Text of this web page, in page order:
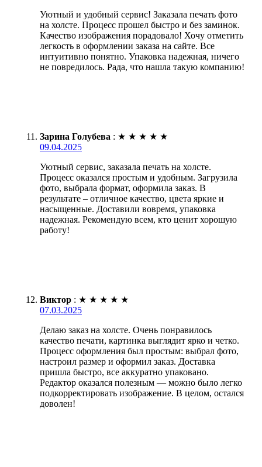
Уютный и удобный сервис! Заказала печать фото
на холсте. Процесс прошел быстро и без заминок.
Качество изображения порадовало! Хочу отметить
легкость в оформлении заказа на сайте. Все
интуитивно понятно. Упаковка надежная, ничего
не повредилось. Рада, что нашла такую компанию!
Зарина Голубева : ★ ★ ★ ★ ★
09.04.2025
Уютный сервис, заказала печать на холсте.
Процесс оказался простым и удобным. Загрузила
фото, выбрала формат, оформила заказ. В
результате – отличное качество, цвета яркие и
насыщенные. Доставили вовремя, упаковка
надежная. Рекомендую всем, кто ценит хорошую
работу!
Виктор : ★ ★ ★ ★ ★
07.03.2025
Делаю заказ на холсте. Очень понравилось
качество печати, картинка выглядит ярко и четко.
Процесс оформления был простым: выбрал фото,
настроил размер и оформил заказ. Доставка
пришла быстро, все аккуратно упаковано.
Редактор оказался полезным — можно было легко
подкорректировать изображение. В целом, остался
доволен!